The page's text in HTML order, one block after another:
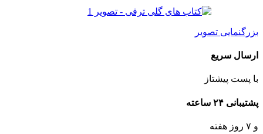
بزرگنمایی تصویر
ارسال سریع
با پست پیشتاز
پشتیبانی ۲۴ ساعته
و ۷ روز هفته